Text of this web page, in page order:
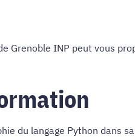
Grenoble INP peut vous
du langage Python dans